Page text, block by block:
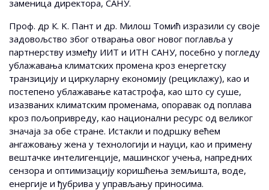
заменица директора, САНУ.
Проф. др К. K. Пант и др. Милош Томић изразили су своје
задовољство због отварања овог новог поглавља у
партнерству између ИИТ и ИТН САНУ, посебно у погледу
ублажавања климатских промена кроз енергетску
транзицију и циркуларну економију (рециклажу), као и
постепено ублажавање катастрофа, као што су суше,
изазваних климатским променама, опоравак од поплава
кроз пољопривреду, као национални ресурс од великог
значаја за обе стране. Истакли и подршку већем
ангажовању жена у технологији и науци, као и примену
вештачке интелигенције, машинског учења, напредних
сензора и оптимизацију коришћења земљишта, воде,
енергије и ђубрива у управљању приносима.